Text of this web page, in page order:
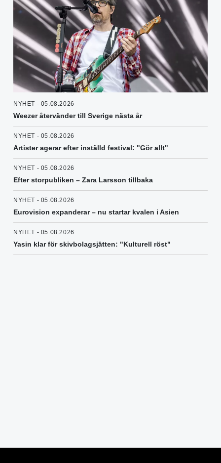
NYHET - 05.08.2026
Weezer återvänder till Sverige nästa år
NYHET - 05.08.2026
Artister agerar efter inställd festival: "Gör allt"
NYHET - 05.08.2026
Efter storpubliken – Zara Larsson tillbaka
NYHET - 05.08.2026
Eurovision expanderar – nu startar kvalen i Asien
NYHET - 05.08.2026
Yasin klar för skivbolagsjätten: "Kulturell röst"